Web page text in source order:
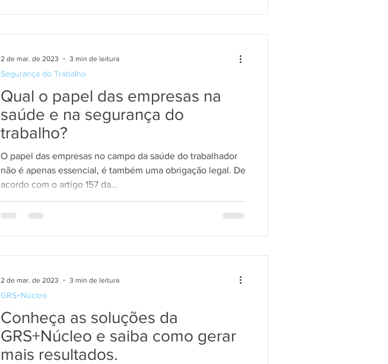
Qual o papel das empresas na
saúde e na segurança do
trabalho?
O papel das empresas no campo da saúde do trabalhador
não é apenas essencial, é também uma obrigação legal. De
acordo com o artigo 157 da...
Segurança do Trabalho
2 de mar. de 2023 3 min de leitura
Conheça as soluções da
GRS+Núcleo e saiba como gerar
mais resultados.
GRS+Núcleo
2 de mar. de 2023 3 min de leitura